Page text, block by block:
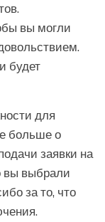
вы могли
будет
для
больше о
заявки на
вы выбрали
за то, что